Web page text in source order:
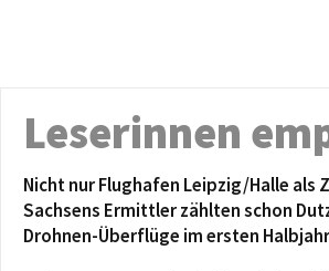
Leserinnen
Nicht nur Flughafen Leipzig/Halle als
Sachsens Ermittler zählten schon
Drohnen-Überflüge im ersten Halbjahr